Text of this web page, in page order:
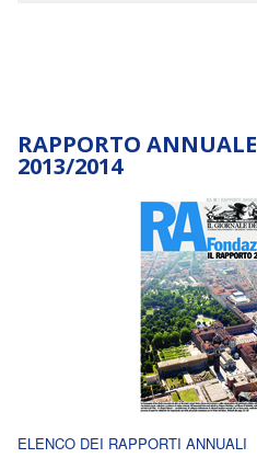
RAPPORTO ANNUALE
2013/2014
ELENCO DEI RAPPORTI ANNUALI